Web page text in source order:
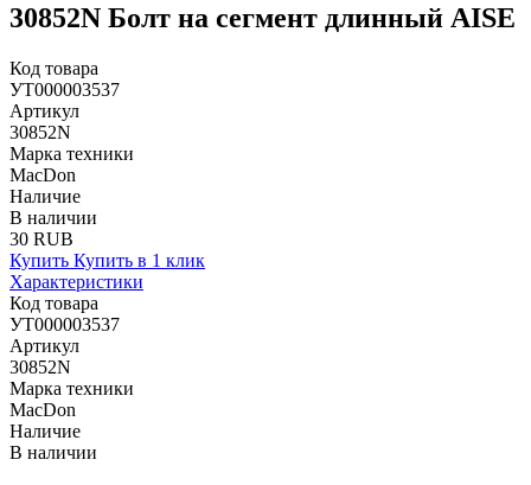
30852N Болт на сегмент длинный AISE
Код товара
УТ000003537
Артикул
30852N
Марка техники
MacDon
Наличие
В наличии
30 RUB
Купить Купить в 1 клик
Характеристики
Код товара
УТ000003537
Артикул
30852N
Марка техники
MacDon
Наличие
В наличии